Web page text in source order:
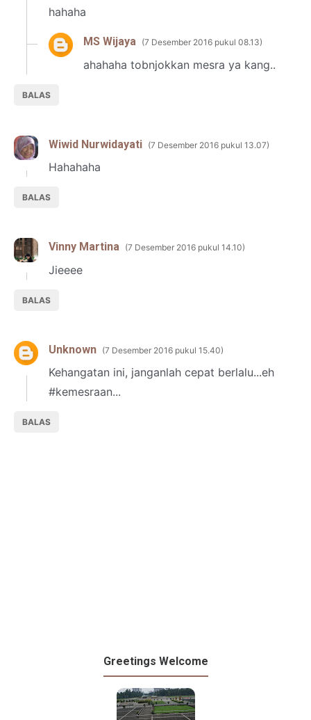
hahaha
BALAS
MS Wijaya 7 Desember 2016 pukul 08.13
ahahaha tobnjokkan mesra ya kang..
Wiwid Nurwidayati 7 Desember 2016 pukul 13.07
Hahahaha
BALAS
Vinny Martina 7 Desember 2016 pukul 14.10
Jieeee
BALAS
Unknown 7 Desember 2016 pukul 15.40
Kehangatan ini, janganlah cepat berlalu...eh
#kemesraan...
BALAS
Greetings Welcome